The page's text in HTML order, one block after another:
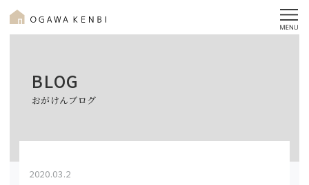
BLOG
おがけんブログ
2020.03.2